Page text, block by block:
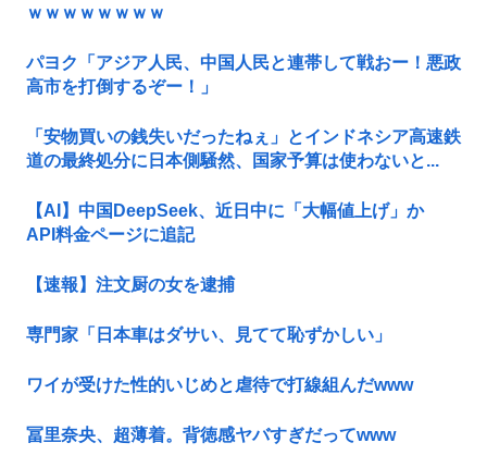
ｗｗｗｗｗｗｗｗ
パヨク「アジア人民、中国人民と連帯して戦おー！悪政
高市を打倒するぞー！」
「安物買いの銭失いだったねぇ」とインドネシア高速鉄
道の最終処分に日本側騒然、国家予算は使わないと...
【AI】中国DeepSeek、近日中に「大幅値上げ」か
API料金ページに追記
【速報】注文厨の女を逮捕
専門家「日本車はダサい、見てて恥ずかしい」
ワイが受けた性的いじめと虐待で打線組んだwww
冨里奈央、超薄着。背徳感ヤバすぎだってwww